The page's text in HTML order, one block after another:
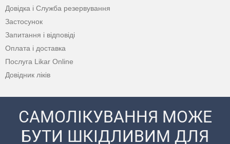
Довідка і Служба резервування
Застосунок
Запитання і відповіді
Оплата і доставка
Послуга Likar Online
Довідник ліків
САМОЛІКУВАННЯ МОЖЕ
БУТИ ШКІДЛИВИМ ДЛЯ